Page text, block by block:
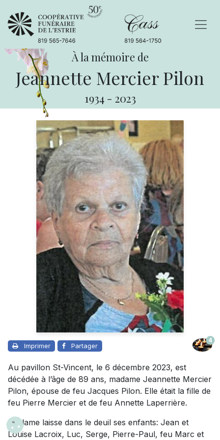
À la mémoire de
Jeannette Mercier Pilon
1934 - 2023
Imprimer Partager
4
Au pavillon St-Vincent, le 6 décembre 2023, est
décédée à l’âge de 89 ans, madame Jeannette Mercier
Pilon, épouse de feu Jacques Pilon. Elle était la fille de
feu Pierre Mercier et de feu Annette Laperrière.
Madame laisse dans le deuil ses enfants: Jean et
Louise Lacroix, Luc, Serge, Pierre-Paul, feu Marc et